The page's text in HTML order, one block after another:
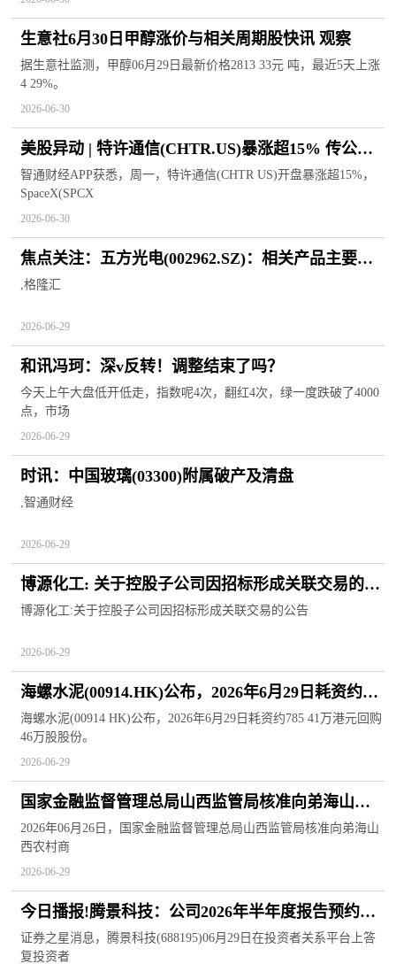
生意社6月30日甲醇涨价与相关周期股快讯 观察
据生意社监测，甲醇06月29日最新价格2813 33元 吨，最近5天上涨
4 29%。
2026-06-30
美股异动 | 特许通信(CHTR.US)暴涨超15% 传公司
将与SpaceX组建合作关系
智通财经APP获悉，周一，特许通信(CHTR US)开盘暴涨超15%，
SpaceX(SPCX
2026-06-30
焦点关注：五方光电(002962.SZ)：相关产品主要面
向光学成像领域客户送样，且未向CPO及光模块厂
,格隆汇
2026-06-29
和讯冯珂：深v反转！调整结束了吗？
今天上午大盘低开低走，指数呢4次，翻红4次，绿一度跌破了4000
点，市场
2026-06-29
时讯：中国玻璃(03300)附属破产及清盘
,智通财经
2026-06-29
博源化工: 关于控股子公司因招标形成关联交易的公
告
博源化工:关于控股子公司因招标形成关联交易的公告
2026-06-29
海螺水泥(00914.HK)公布，2026年6月29日耗资约
785.41万港元回购46万股股份
海螺水泥(00914 HK)公布，2026年6月29日耗资约785 41万港元回购
46万股股份。
2026-06-29
国家金融监督管理总局山西监管局核准向弟海山西
农村商业联合银行股份有限公司董事长任职资格|热
闻
2026年06月26日，国家金融监督管理总局山西监管局核准向弟海山
西农村商
2026-06-29
今日播报!腾景科技：公司2026年半年度报告预约披
露日期为2026年8月29日
证券之星消息，腾景科技(688195)06月29日在投资者关系平台上答
复投资者